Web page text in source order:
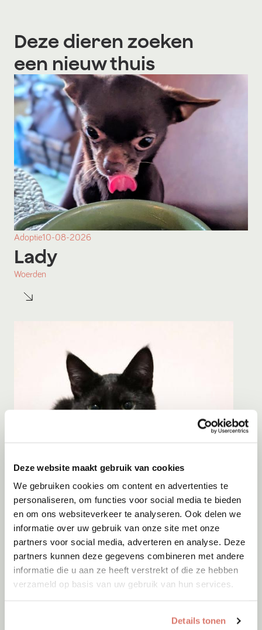
Deze website maakt gebruik van cookies
We gebruiken cookies om content en advertenties te
personaliseren, om functies voor social media te bieden
en om ons websiteverkeer te analyseren. Ook delen we
informatie over uw gebruik van onze site met onze
partners voor social media, adverteren en analyse. Deze
partners kunnen deze gegevens combineren met andere
informatie die u aan ze heeft verstrekt of die ze hebben
verzameld op basis van uw gebruik van hun services.
Details tonen
Deze dieren zoeken
een nieuw thuis
Adoptie10-08-2026
Lady
Woerden
Adoptie 10-08-2026
Fellini